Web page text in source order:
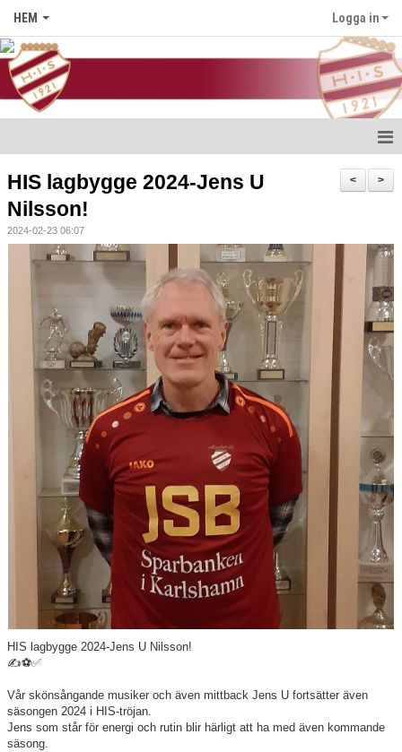
HEM Logga in
Nyheter
Föreningen
Medlem i HIS
Kontakt
Kalender
Våra lag
Gölarundan
Styrelse Högadals IS
Hyra Klubbstuga
>
<
HIS lagbygge 2024-Jens U
Nilsson!
2024-02-23 06:07
HIS lagbygge 2024-Jens U Nilsson!
✍️⚽️✅
Vår skönsångande musiker och även mittback Jens U fortsätter även
säsongen 2024 i HIS-tröjan.
Jens som står för energi och rutin blir härligt att ha med även kommande
säsong.